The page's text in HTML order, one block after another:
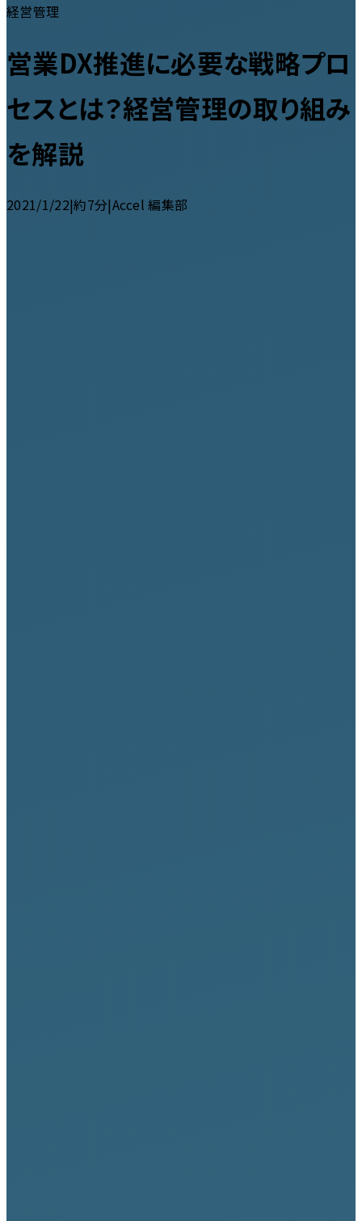
経営管理
営業DX推進に必要な戦略プロ
セスとは？経営管理の取り組み
を解説
2021/1/22|約7分|Accel 編集部